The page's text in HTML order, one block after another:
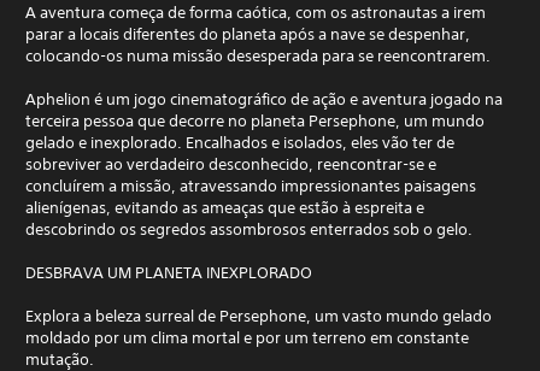
A aventura começa de forma caótica, com os astronautas a irem
parar a locais diferentes do planeta após a nave se despenhar,
colocando-os numa missão desesperada para se reencontrarem.
Aphelion é um jogo cinematográfico de ação e aventura jogado na
terceira pessoa que decorre no planeta Persephone, um mundo
gelado e inexplorado. Encalhados e isolados, eles vão ter de
sobreviver ao verdadeiro desconhecido, reencontrar-se e
concluírem a missão, atravessando impressionantes paisagens
alienígenas, evitando as ameaças que estão à espreita e
descobrindo os segredos assombrosos enterrados sob o gelo.
DESBRAVA UM PLANETA INEXPLORADO
Explora a beleza surreal de Persephone, um vasto mundo gelado
moldado por um clima mortal e por um terreno em constante
mutação.